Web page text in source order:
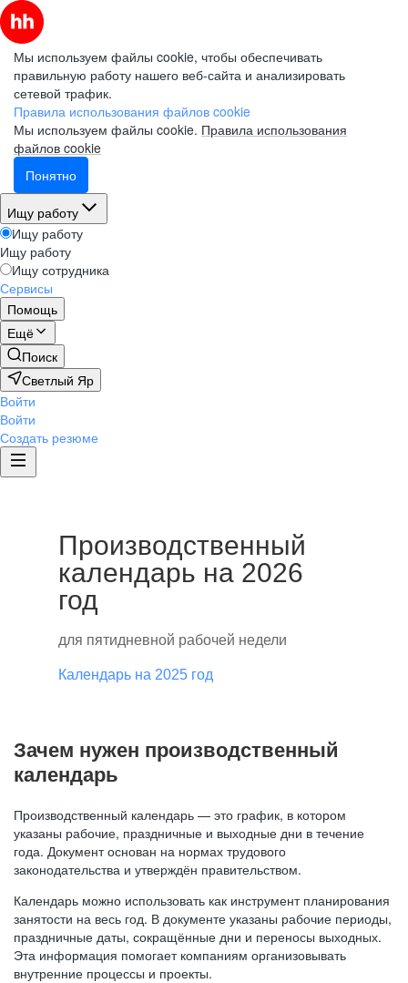
Мы используем файлы cookie, чтобы обеспечивать
правильную работу нашего веб-сайта и анализировать
сетевой трафик.
Правила использования файлов cookie
Мы используем файлы cookie. Правила использования
файлов cookie
Понятно
Ищу работу
Ищу работу
Ищу работу
Ищу сотрудника
Сервисы
Помощь
Ещё
Поиск
Светлый Яр
Войти
Войти
Создать резюме
Производственный
календарь на 2026
год
для пятидневной рабочей недели
Календарь на 2025 год
Зачем нужен производственный
календарь
Производственный календарь — это график, в котором
указаны рабочие, праздничные и выходные дни в течение
года. Документ основан на нормах трудового
законодательства и утверждён правительством.
Календарь можно использовать как инструмент планирования
занятости на весь год. В документе указаны рабочие периоды,
праздничные даты, сокращённые дни и переносы выходных.
Эта информация помогает компаниям организовывать
внутренние процессы и проекты.